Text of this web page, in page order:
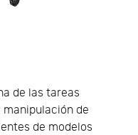
de las tareas
de
de modelos